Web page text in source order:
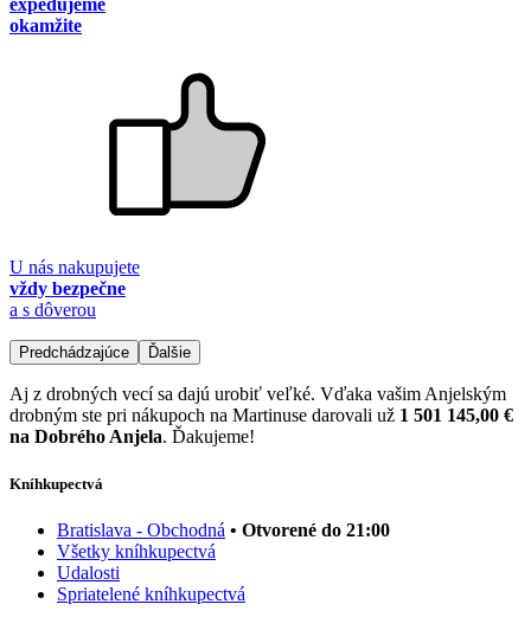
expedujeme
okamžite
U nás nakupujete
vždy bezpečne
a s dôverou
Predchádzajúce Ďalšie
Aj z drobných vecí sa dajú urobiť veľké. Vďaka vašim Anjelským
drobným ste pri nákupoch na Martinuse darovali už 1 501 145,00 €
na Dobrého Anjela. Ďakujeme!
Kníhkupectvá
Bratislava - Obchodná • Otvorené do 21:00
Všetky kníhkupectvá
Udalosti
Spriatelené kníhkupectvá